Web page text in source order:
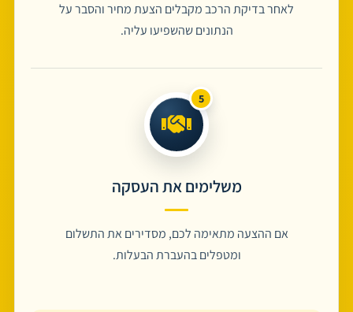
לאחר בדיקת הרכב מקבלים הצעת מחיר והסבר על
הנתונים שהשפיעו עליה.
משלימים את העסקה
אם ההצעה מתאימה לכם, מסדירים את התשלום
ומטפלים בהעברת הבעלות.